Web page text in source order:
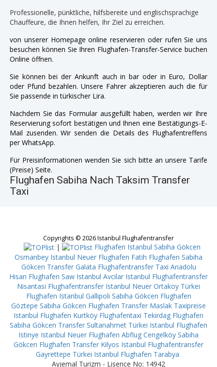
Professionelle, pünktliche, hilfsbereite und englischsprachige
Chauffeure, die Ihnen helfen, Ihr Ziel zu erreichen.
von unserer Homepage online reservieren oder rufen Sie uns
besuchen können Sie Ihren Flughafen-Transfer-Service buchen
Online öffnen.
Sie können bei der Ankunft auch in bar oder in Euro, Dollar
oder Pfund bezahlen. Unsere Fahrer akzeptieren auch die für
Sie passende in türkischer Lira.
Nachdem Sie das Formular ausgefüllt haben, werden wir Ihre
Reservierung sofort bestätigen und Ihnen eine Bestätigungs-E-
Mail zusenden. Wir senden die Details des Flughafentreffens
per WhatsApp.
Für Preisinformationen wenden Sie sich bitte an unsere Tarife
(Preise) Seite.
Flughafen Sabiha Nach Taksim Transfer
Taxi
Copyrights © 2026 Istanbul Flughafentransfer
|
Flughafen Istanbul Sabiha Gökcen
Osmanbey Istanbul Neuer Flughafen Fatih Flughafen Sabiha
Gökcen Transfer Galata Flughafentransfer Taxi Anadolu
Hisarı Flughafen Saw Istanbul Avcilar Istanbul Flughafentransfer
Nisantasi Flughafentransfer Istanbul Neuer Ortakoy Türkei
Flughafen Istanbul Gallipoli Sabiha Gökcen Flughafen
Göztepe Sabiha Gökcen Flughafen Transfer Maslak Taxipreise
Istanbul Flughafen Kurtköy Flughafentaxi Tekirdag Flughafen
Sabiha Gökcen Transfer Sultanahmet Türkei Istanbul Flughafen
Istinye Istanbul Neuer Flughafen Abflug Cengelköy Sabiha
Gökcen Flughafen Transfer Kilyos Istanbul Flughafentransfer
Gayrettepe Türkei Istanbul Flughafen Tarabya
Ayjemal Turizm - Lisence No: 14942